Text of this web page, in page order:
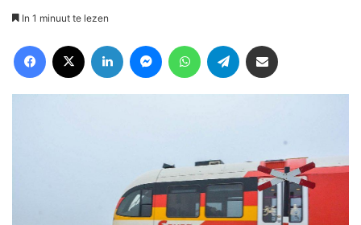
In 1 minuut te lezen